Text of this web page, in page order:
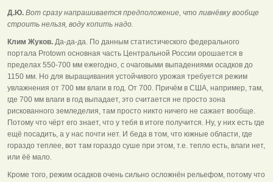
Д.Ю. Вот сразу напрашивается предположение, что ливнёвку вообще
строить нельзя, воду копить надо.
Клим Жуков. Да-да-да. По данным статистического федерального
портала Protown основная часть Центральной России орошается в
пределах 550-700 мм ежегодно, с очаговыми выпадениями осадков до
1150 мм. Но для выращивания устойчивого урожая требуется режим
увлажнения от 700 мм влаги в год. От 700. Причём в США, например, там,
где 700 мм влаги в год выпадает, это считается не просто зона
рискованного земледелия, там просто никто ничего не сажает вообще.
Потому что чёрт его знает, что у тебя в итоге получится. Ну, у них есть где
ещё посадить, а у нас почти нет. И беда в том, что южные области, где
гораздо теплее, вот там гораздо суше при этом, т.е. тепло есть, влаги нет,
или ёё мало.
Кроме того, режим осадков очень сильно осложнён рельефом, потому что